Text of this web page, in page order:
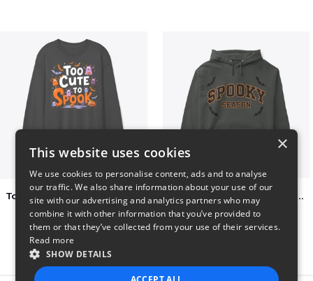
$37
Varsity Halloween Spooky Season Letter
$29
×
This website uses cookies
We use cookies to personalise content, ads and to analyse
our traffic. We also share information about your use of our
site with our advertising and analytics partners who may
combine it with other information that you’ve provided to
them or that they’ve collected from your use of their services.
Read more
SHOW DETAILS